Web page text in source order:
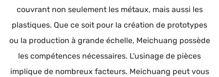
couvrant non seulement les métaux, mais aussi les
plastiques. Que ce soit pour la création de prototypes
ou la production à grande échelle, Meichuang possède
les compétences nécessaires. L'usinage de pièces
implique de nombreux facteurs. Meichuang peut vous